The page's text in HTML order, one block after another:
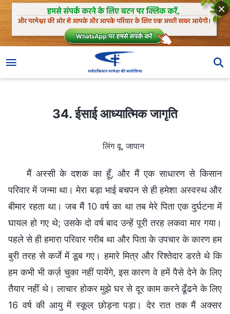
34. ईसाई आध्यात्मिक जागृति
लिंग वू, जापान
मैं अस्सी के दशक का हूँ, और मैं एक साधारण से किसान
परिवार में जन्मा था। मेरा बड़ा भाई बचपन से ही हमेशा अस्वस्थ और
बीमार रहता था। जब मैं 10 वर्ष का था तब मेरे पिता एक दुर्घटना में
घायल हो गए थे; उसके दो वर्ष बाद उन्हें पूरी तरह लकवा मार गया।
पहले से ही हमारा परिवार गरीब था और पिता के उपचार के कारण हम
बुरी तरह से कर्जे में डूब गए। हमारे मित्र और रिश्तेदार डरते थे कि
हम कभी भी कर्ज़ चुका नहीं पायेंगे, इस कारण वे हमें पैसे देने के लिए
तैयार नहीं थे। लाचार होकर मुझे घर से दूर काम करने ढूँढने के लिए
16 वर्ष की आयु में स्कूल छोड़ना पड़ा। देर रात तक मैं अक्सर